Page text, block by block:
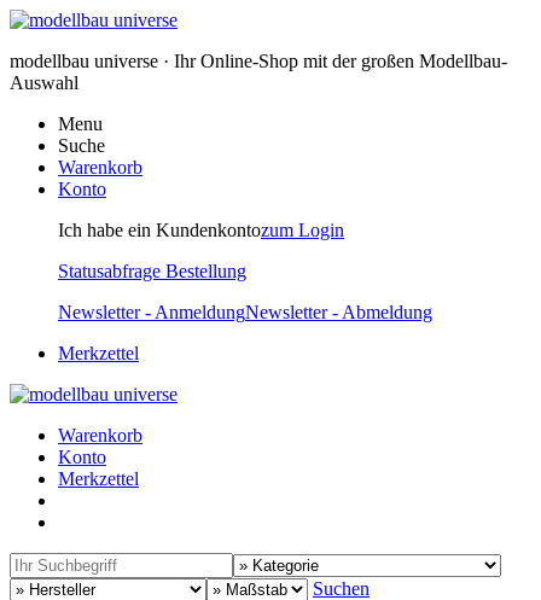
modellbau universe · Ihr Online-Shop mit der großen Modellbau-
Auswahl
Menu
Suche
Warenkorb
Konto
Ich habe ein Kundenkontozum Login
Statusabfrage Bestellung
Newsletter - AnmeldungNewsletter - Abmeldung
Merkzettel
Warenkorb
Konto
Merkzettel
Suchen